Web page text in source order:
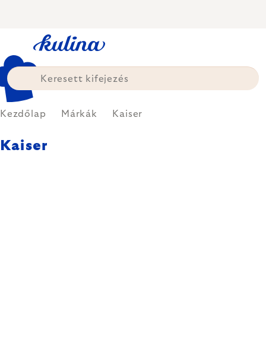
tartalomhoz
Kezdőlap Márkák Kaiser
Kaiser